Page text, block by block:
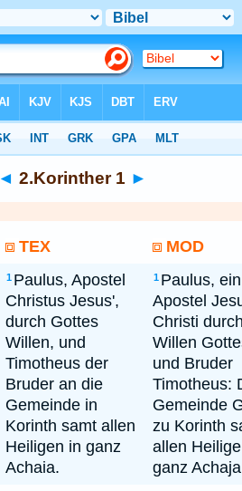
◄ 2.Korinther 1 ►
TEX MOD
1 Paulus, Apostel
Christus Jesus',
durch Gottes
Willen, und
Timotheus der
Bruder an die
Gemeinde in
Korinth samt allen
Heiligen in ganz
Achaia.
1 Paulus, ein
Apostel
Christi
Willen
und Bruder
Timotheus:
Gemeinde
zu Korinth
allen
ganz